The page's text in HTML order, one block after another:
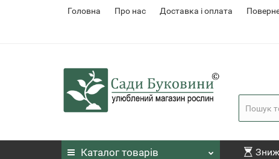
Головна Про нас Доставка і оплата
Каталог товарів